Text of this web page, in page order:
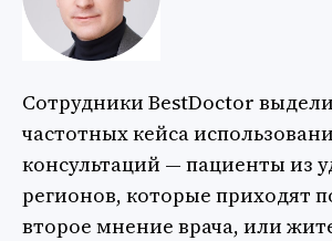
Сотрудники BestDoctor
частотных кейса
консультаций — пациенты из
регионов, которые приходят
второе мнение врача, или